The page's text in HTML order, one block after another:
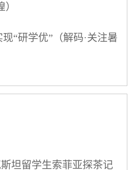
“研学优”（解码·关注暑
坦留学生索菲亚探茶记